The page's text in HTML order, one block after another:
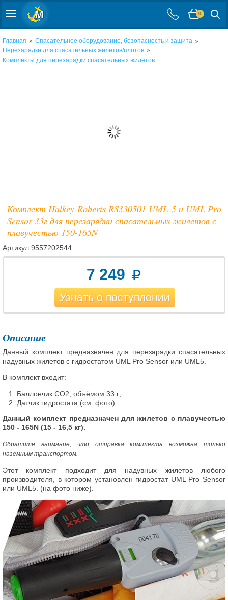
0
Главная » Спасательное оборудование, безопасность и защита »
Перезарядки для спасательных жилетов/плотов »
Комплекты для перезарядки спасательных жилетов
Комплект Halkey-Roberts RS330501 UML-5 и UML Pro
Sensor 33г для перезарядки спасательных жилетов с
плавучестью 150-165N
Артикул 9557202544
7 249
Узнать о поступлении
Описание
Данный комплект предназначен для перезарядки спасательных
надувных жилетов с гидростатом UML Pro Sensor или UML5.
В комплект входит:
Баллончик CO2, объёмом 33 г;
Датчик гидростата (см. фото).
Данный комплект предназначен для жилетов с плавучестью
150 - 165N (15 - 16,5 кг).
Обратите внимание, что отправка комплекта возможна только
наземным транспортом.
Этот комплект подходит для надувных жилетов любого
производителя, в котором установлен гидростат UML Pro Sensor
или UML5. (на фото ниже).